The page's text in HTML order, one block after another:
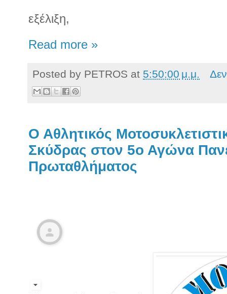
εξέλιξη,
Read more »
Posted by PETROS at 5:50:00 μ.μ.
Ο Αθλητικός
Σκύδρας στον 5ο Αγώνα
Πρωταθλήματος